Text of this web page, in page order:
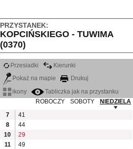
PRZYSTANEK:
KOPCIŃSKIEGO - TUWIMA
(0370)
Przesiadki
Kierunki
Pokaż na mapie
Drukuj
ikony
Tabliczka jak na przystanku
ROBOCZY
SOBOTY
NIEDZIELA
7
41
8
44
10
29
11
49